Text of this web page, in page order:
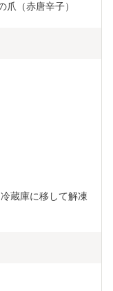
爪（赤唐辛子）
蔵庫に移して解凍